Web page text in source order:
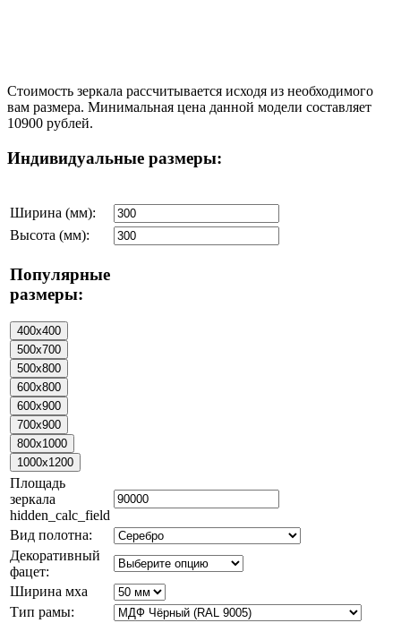
Стоимость зеркала рассчитывается исходя из необходимого
вам размера. Минимальная цена данной модели составляет
10900 рублей.
Индивидуальные размеры:
Ширина (мм):
Высота (мм):
Популярные
размеры:
Площадь
зеркала
hidden_calc_field
Вид полотна:
Декоративный
фацет:
Ширина мха
Тип рамы: